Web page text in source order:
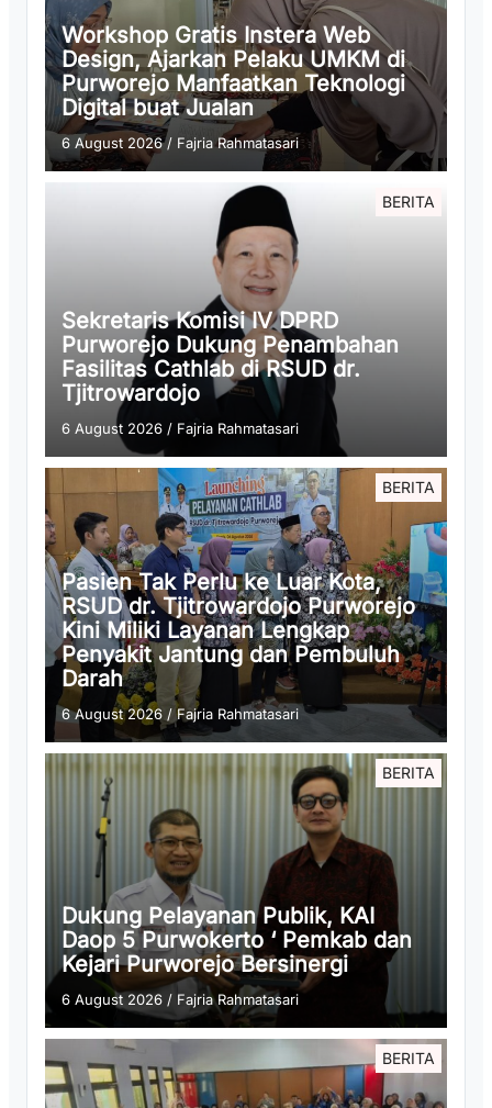
Workshop Gratis Instera Web
Design, Ajarkan Pelaku UMKM di
Purworejo Manfaatkan Teknologi
Digital buat Jualan
6 August 2026/ Fajria Rahmatasari
BERITA
Sekretaris Komisi IV DPRD
Purworejo Dukung Penambahan
Fasilitas Cathlab di RSUD dr.
Tjitrowardojo
6 August 2026 / Fajria Rahmatasari
BERITA
Pasien Tak Perlu ke Luar Kota,
RSUD dr. Tjitrowardojo Purworejo
Kini Miliki Layanan Lengkap
Penyakit Jantung dan Pembuluh
Darah
6 August 2026 /Fajria Rahmatasari
BERITA
Dukung Pelayanan Publik, KAI
Daop 5 Purwokerto ‘ Pemkab dan
Kejari Purworejo Bersinergi
6 August 2026 / Fajria Rahmatasari
BERITA